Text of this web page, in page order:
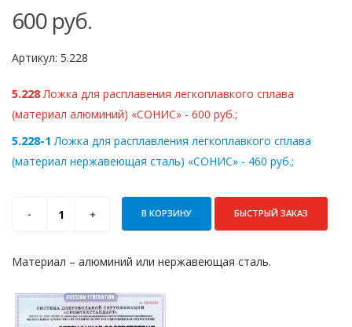
600 руб.
Артикул: 5.228
5.228 Ложка для расплавения легкоплавкого сплава
(материал алюминий) «СОНИС» - 600 руб.;
5.228-1 Ложка для расплавления легкоплавкого сплава
(материал нержавеющая сталь) «СОНИС» - 460 руб.;
В КОРЗИНУ БЫСТРЫЙ ЗАКАЗ
Материал – алюминий или нержавеющая сталь.